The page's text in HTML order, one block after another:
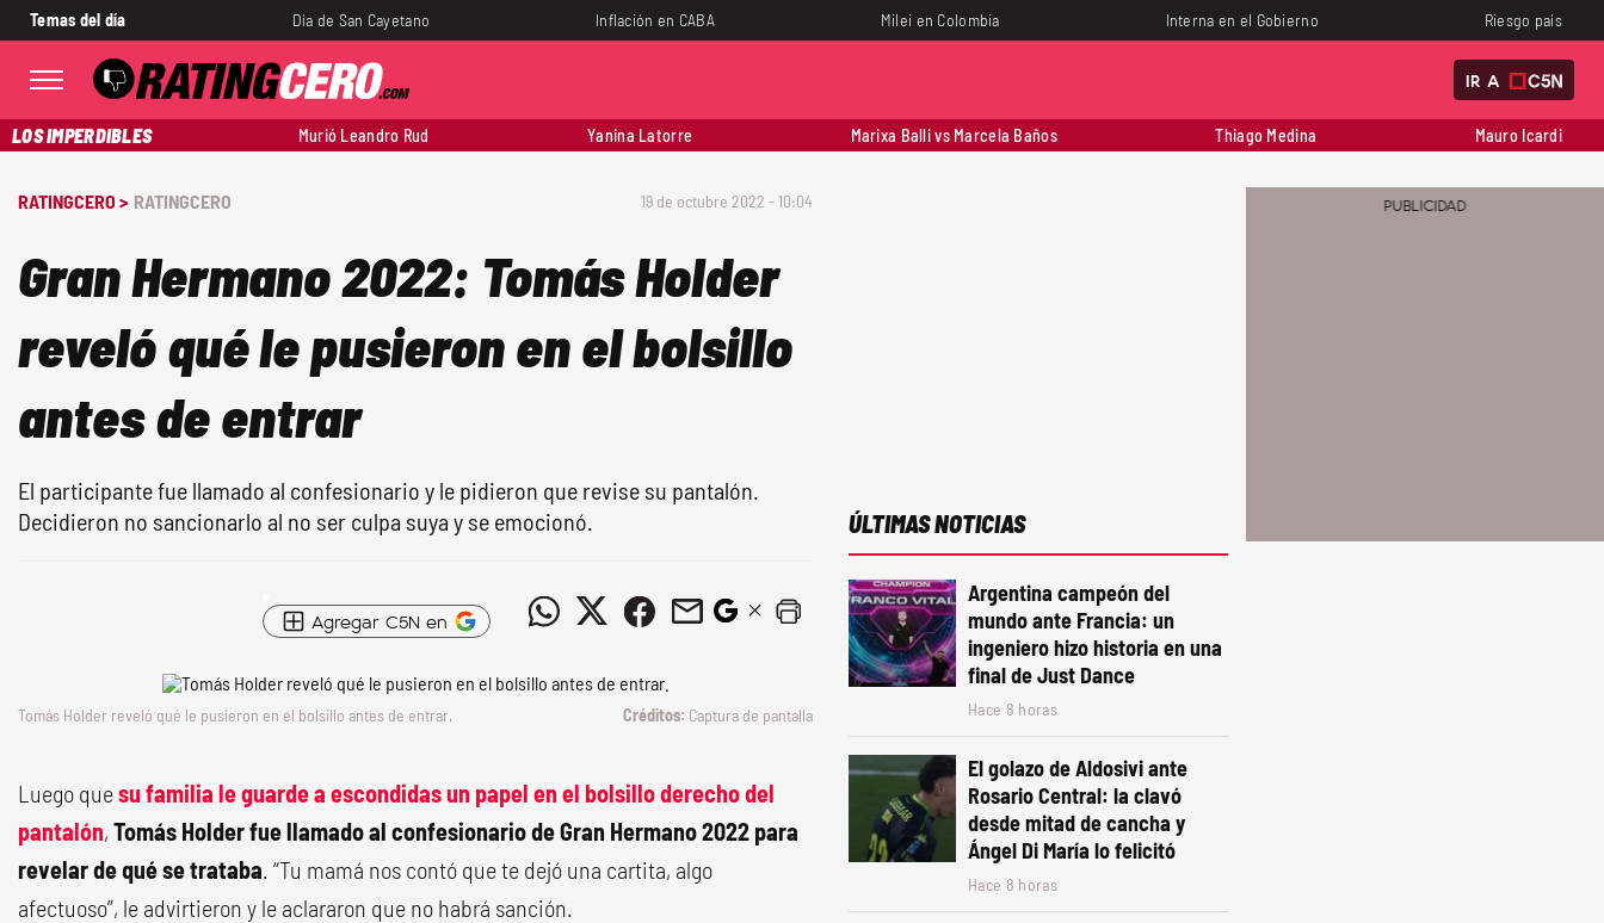
Temas del día Día de San Cayetano Inflación en CABA Milei en Colombia Interna en el Gobierno Riesgo país
IR A
LOS IMPERDIBLES Murió Leandro Rud Yanina Latorre Marixa Balli vs Marcela Baños Thiago Medina Mauro Icardi
RATINGCERO > RATINGCERO 19 de octubre 2022 - 10:04
Gran Hermano 2022: Tomás Holder
reveló qué le pusieron en el bolsillo
antes de entrar
El participante fue llamado al confesionario y le pidieron que revise su pantalón.
Decidieron no sancionarlo al no ser culpa suya y se emocionó.
Agregar C5N en
Tomás Holder reveló qué le pusieron en el bolsillo antes de entrar. Captura de pantalla
Luego quesu familia le guarde a escondidas un papel en el bolsillo derecho del
pantalón, Tomás Holder fue llamado al confesionario de Gran Hermano 2022 para
revelar de qué se trataba. “Tu mamá nos contó que te dejó una cartita, algo
afectuoso”, le advirtieron y le aclararon que no habrá sanción.
ÚLTIMAS NOTICIAS
Argentina campeón del
mundo ante Francia: un
ingeniero hizo historia en una
final de Just Dance
Hace 8 horas
El golazo de Aldosivi ante
Rosario Central: la clavó
desde mitad de cancha y
Ángel Di María lo felicitó
Hace 8 horas